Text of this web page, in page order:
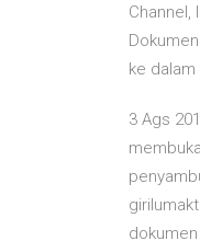
ke
3 Ags